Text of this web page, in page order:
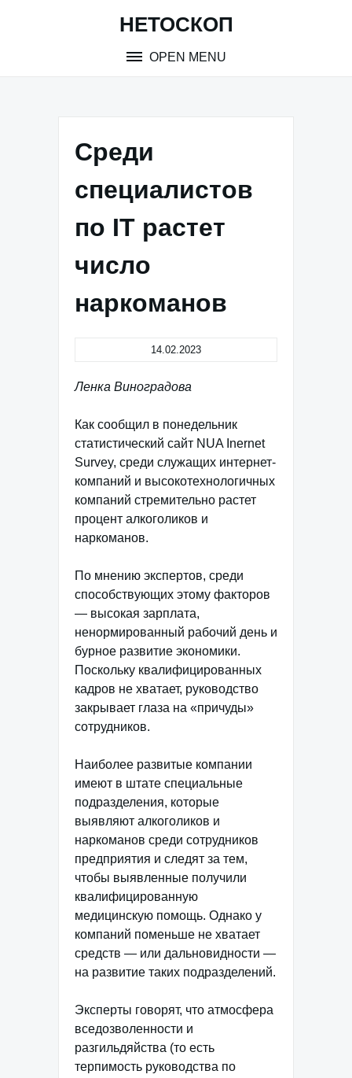
НЕТОСКОП
OPEN MENU
Среди
специалистов
по IT растет
число
наркоманов
14.02.2023
Ленка Виноградова
Как сообщил в понедельник
статистический сайт NUA Inernet
Survey, среди служащих интернет-
компаний и высокотехнологичных
компаний стремительно растет
процент алкоголиков и
наркоманов.
По мнению экспертов, среди
способствующих этому факторов
— высокая зарплата,
ненормированный рабочий день и
бурное развитие экономики.
Поскольку квалифицированных
кадров не хватает, руководство
закрывает глаза на «причуды»
сотрудников.
Наиболее развитые компании
имеют в штате специальные
подразделения, которые
выявляют алкоголиков и
наркоманов среди сотрудников
предприятия и следят за тем,
чтобы выявленные получили
квалифицированную
медицинскую помощь. Однако у
компаний поменьше не хватает
средств — или дальновидности —
на развитие таких подразделений.
Эксперты говорят, что атмосфера
вседозволенности и
разгильдяйства (то есть
терпимость руководства по